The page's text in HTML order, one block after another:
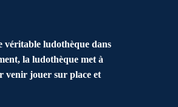
véritable ludothèque dans
la ludothèque met à
venir jouer sur place et